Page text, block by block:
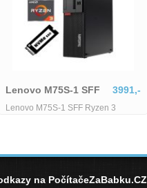
Lenovo M75S-1 SFF 3991,-
Lenovo M75S-1 SFF Ryzen 3
na PočítačeZaBabku.CZ